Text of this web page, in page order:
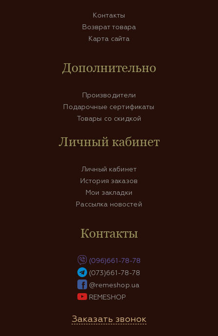
Контакты
Возврат товара
Карта сайта
Дополнительно
Производители
Подарочные сертификаты
Товары со скидкой
Личный кабинет
Личный кабинет
История заказов
Мои закладки
Рассылка новостей
Контакты
(096)661-78-78
(073)661-78-78
@remeshop.ua
REMESHOP
Заказать звонок